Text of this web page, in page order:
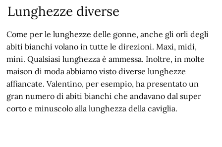
Lunghezze diverse
Come per le lunghezze delle gonne, anche gli orli degli
abiti bianchi volano in tutte le direzioni. Maxi, midi,
mini. Qualsiasi lunghezza è ammessa. Inoltre, in molte
maison di moda abbiamo visto diverse lunghezze
affiancate. Valentino, per esempio, ha presentato un
gran numero di abiti bianchi che andavano dal super
corto e minuscolo alla lunghezza della caviglia.